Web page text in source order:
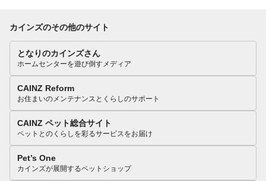
カインズのその他のサイト
となりのカインズさん
ホームセンターを遊び倒すメディア
CAINZ Reform
お住まいのメンテナンスとくらしのサポート
CAINZ ペット総合サイト
ペットとのくらしを彩るサービスをお届け
Pet’s One
カインズが展開するペットショップ